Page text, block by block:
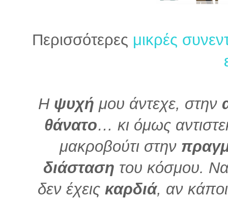
Περισσότερες μικρές
Η ψυχή μου άντεχε, στην
θάνατο… κι όμως
μακροβούτι στην
διάσταση του κόσμου. Να
δεν έχεις καρδιά, αν